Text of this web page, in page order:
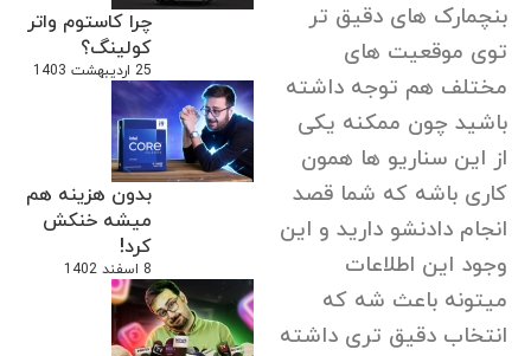
چرا کاستوم واتر
کولینگ؟
25 اردیبهشت 1403
بدون هزینه هم
میشه خنکش
کرد!
8 اسفند 1402
بنچمارک های دقیق تر
توی موقعیت های
مختلف هم توجه داشته
باشید چون ممکنه یکی
از این سناریو ها همون
کاری باشه که شما قصد
انجام دادنشو دارید و این
وجود این اطلاعات
میتونه باعث شه که
انتخاب دقیق تری داشته